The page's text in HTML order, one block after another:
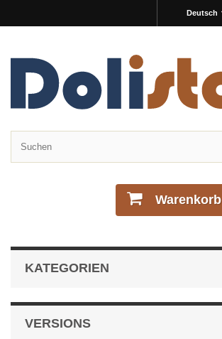
Deutsch
Warenkorb
KATEGORIEN
VERSIONS